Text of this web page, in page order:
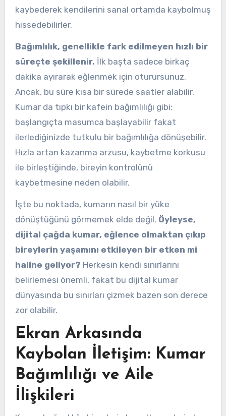
kaybederek kendilerini sanal ortamda kaybolmuş
hissedebilirler.
Bağımlılık, genellikle fark edilmeyen hızlı bir
süreçte şekillenir. İlk başta sadece birkaç
dakika ayırarak eğlenmek için oturursunuz.
Ancak, bu süre kısa bir sürede saatler alabilir.
Kumar da tıpkı bir kafein bağımlılığı gibi;
başlangıçta masumca başlayabilir fakat
ilerlediğinizde tutkulu bir bağımlılığa dönüşebilir.
Hızla artan kazanma arzusu, kaybetme korkusu
ile birleştiğinde, bireyin kontrolünü
kaybetmesine neden olabilir.
İşte bu noktada, kumarın nasıl bir yüke
dönüştüğünü görmemek elde değil. Öyleyse,
dijital çağda kumar, eğlence olmaktan çıkıp
bireylerin yaşamını etkileyen bir etken mi
haline geliyor? Herkesin kendi sınırlarını
belirlemesi önemli, fakat bu dijital kumar
dünyasında bu sınırları çizmek bazen son derece
zor olabilir.
Ekran Arkasında
Kaybolan İletişim: Kumar
Bağımlılığı ve Aile
İlişkileri